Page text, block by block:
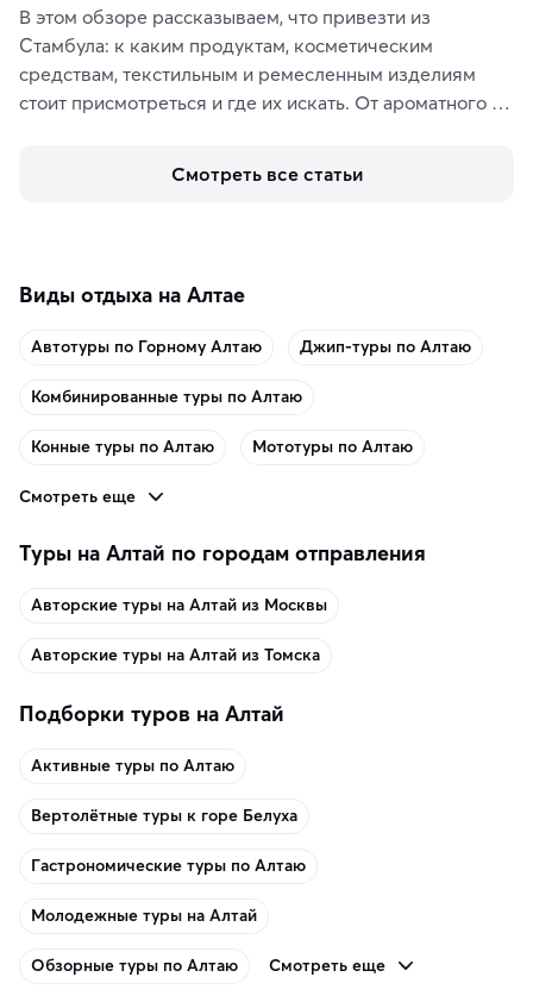
В этом обзоре рассказываем, что привезти из
Стамбула: к каким продуктам, косметическим
средствам, текстильным и ремесленным изделиям
стоит присмотреться и где их искать. От ароматного
аутентичных лавках — в подарок близким или себе на
Смотреть все статьи
Виды отдыха на Алтае
Автотуры по Горному Алтаю Джип-туры по Алтаю
Комбинированные туры по Алтаю
Конные туры по Алтаю Мототуры по Алтаю
Смотреть еще
Туры на Алтай по городам отправления
Авторские туры на Алтай из Москвы
Авторские туры на Алтай из Томска
Подборки туров на Алтай
Активные туры по Алтаю
Вертолётные туры к горе Белуха
Гастрономические туры по Алтаю
Молодежные туры на Алтай
Обзорные туры по Алтаю Смотреть еще